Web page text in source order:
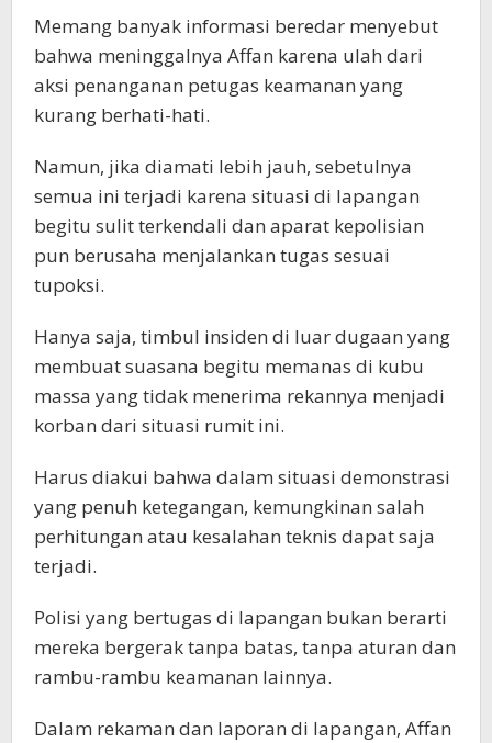
Memang banyak informasi beredar menyebut
bahwa meninggalnya Affan karena ulah dari
aksi penanganan petugas keamanan yang
kurang berhati-hati.
Namun, jika diamati lebih jauh, sebetulnya
semua ini terjadi karena situasi di lapangan
begitu sulit terkendali dan aparat kepolisian
pun berusaha menjalankan tugas sesuai
tupoksi.
Hanya saja, timbul insiden di luar dugaan yang
membuat suasana begitu memanas di kubu
massa yang tidak menerima rekannya menjadi
korban dari situasi rumit ini.
Harus diakui bahwa dalam situasi demonstrasi
yang penuh ketegangan, kemungkinan salah
perhitungan atau kesalahan teknis dapat saja
terjadi.
Polisi yang bertugas di lapangan bukan berarti
mereka bergerak tanpa batas, tanpa aturan dan
rambu-rambu keamanan lainnya.
Dalam rekaman dan laporan di lapangan, Affan